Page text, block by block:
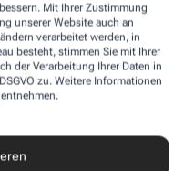
Mit Ihrer Zustimmung
unserer Website auch an
verarbeitet werden, in
besteht, stimmen Sie mit Ihrer
der Verarbeitung Ihrer Daten in
zu. Weitere Informationen
entnehmen.
durch einen Gendefekt
190 bis 500 mg/dl) und
und Venen ab. Betroffene
eine
geschützt, bei ihnen